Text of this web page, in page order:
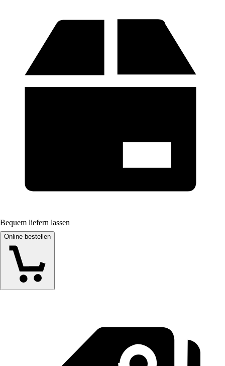
Bequem liefern lassen
Online bestellen